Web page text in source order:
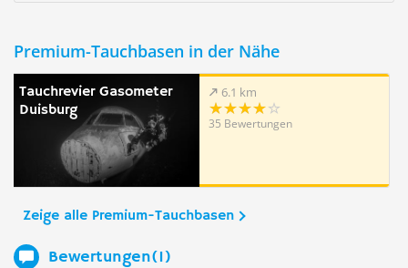
Premium-Tauchbasen in der Nähe
Tauchrevier Gasometer
Duisburg
6.1 km
35 Bewertungen
Zeige alle Premium-Tauchbasen
Bewertungen(1)